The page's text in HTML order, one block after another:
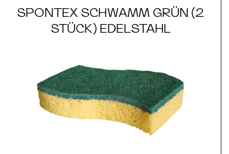
SPONTEX SCHWAMM GRÜN (2
STÜCK) EDELSTAHL